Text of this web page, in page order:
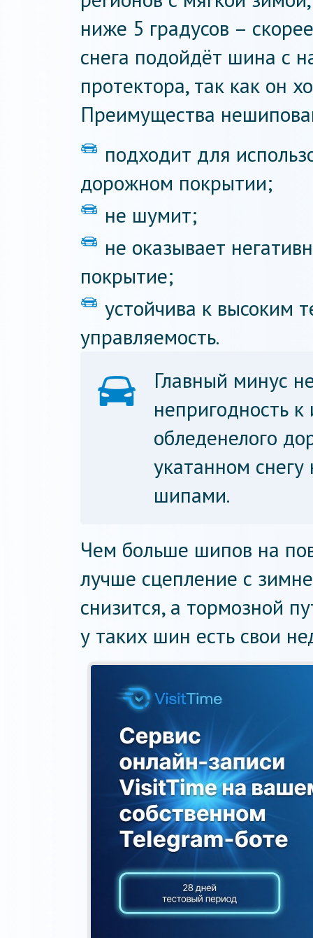
ниже 5 градусов –
снега подойдёт шина с
протектора, так как он
Преимущества
подходит для
дорожном покрытии;
не шумит;
не оказывает
покрытие;
устойчива к высоким
управляемость.
Главный минус
непригодность
обледенелого
укатанном
шипами.
Чем больше шипов на
лучше сцепление с
снизится, а тормозной
у таких шин есть свои